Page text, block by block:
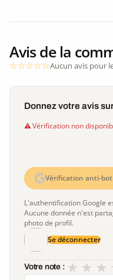
Avis de la
Aucun avis pour
Donnez votre avis
Vérification non
Vérification anti-
L'authentification Google
Aucune donnée n'est
photo de profil.
Se déconnecter
Votre note : ★
★
★